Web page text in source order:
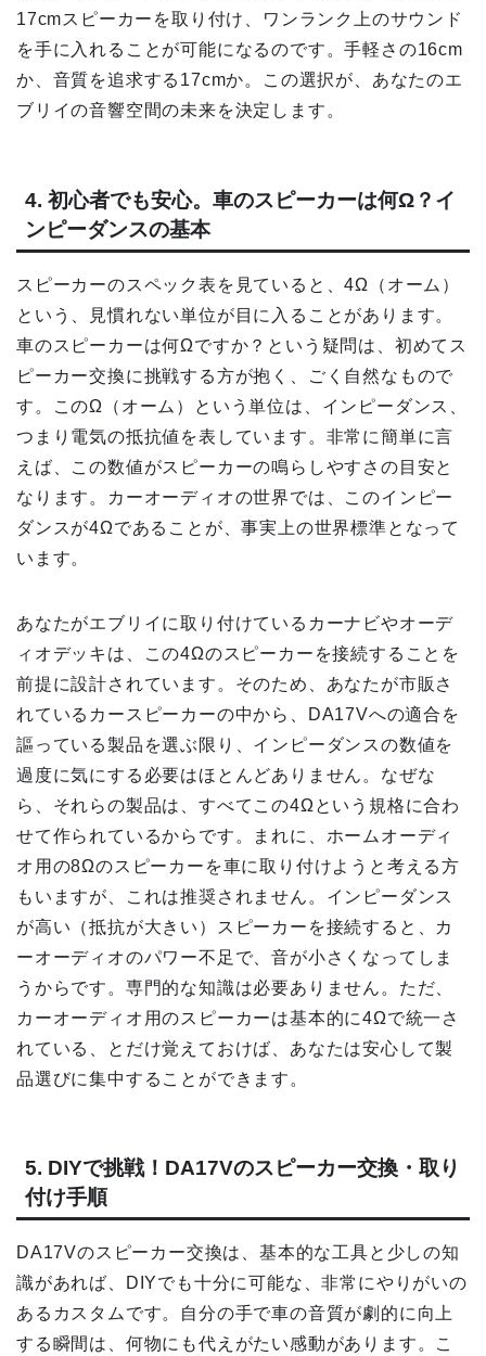
17cmスピーカーを取り付け、ワンランク上のサウンド
を手に入れることが可能になるのです。手軽さの16cm
か、音質を追求する17cmか。この選択が、あなたのエ
ブリイの音響空間の未来を決定します。
4. 初心者でも安心。車のスピーカーは何Ω？イ
ンピーダンスの基本
スピーカーのスペック表を見ていると、4Ω（オーム）
という、見慣れない単位が目に入ることがあります。
車のスピーカーは何Ωですか？という疑問は、初めてス
ピーカー交換に挑戦する方が抱く、ごく自然なもので
す。このΩ（オーム）という単位は、インピーダンス、
つまり電気の抵抗値を表しています。非常に簡単に言
えば、この数値がスピーカーの鳴らしやすさの目安と
なります。カーオーディオの世界では、このインピー
ダンスが4Ωであることが、事実上の世界標準となって
います。
あなたがエブリイに取り付けているカーナビやオーデ
ィオデッキは、この4Ωのスピーカーを接続することを
前提に設計されています。そのため、あなたが市販さ
れているカースピーカーの中から、DA17Vへの適合を
謳っている製品を選ぶ限り、インピーダンスの数値を
過度に気にする必要はほとんどありません。なぜな
ら、それらの製品は、すべてこの4Ωという規格に合わ
せて作られているからです。まれに、ホームオーディ
オ用の8Ωのスピーカーを車に取り付けようと考える方
もいますが、これは推奨されません。インピーダンス
が高い（抵抗が大きい）スピーカーを接続すると、カ
ーオーディオのパワー不足で、音が小さくなってしま
うからです。専門的な知識は必要ありません。ただ、
カーオーディオ用のスピーカーは基本的に4Ωで統一さ
れている、とだけ覚えておけば、あなたは安心して製
品選びに集中することができます。
5. DIYで挑戦！DA17Vのスピーカー交換・取り
付け手順
DA17Vのスピーカー交換は、基本的な工具と少しの知
識があれば、DIYでも十分に可能な、非常にやりがいの
あるカスタムです。自分の手で車の音質が劇的に向上
する瞬間は、何物にも代えがたい感動があります。こ